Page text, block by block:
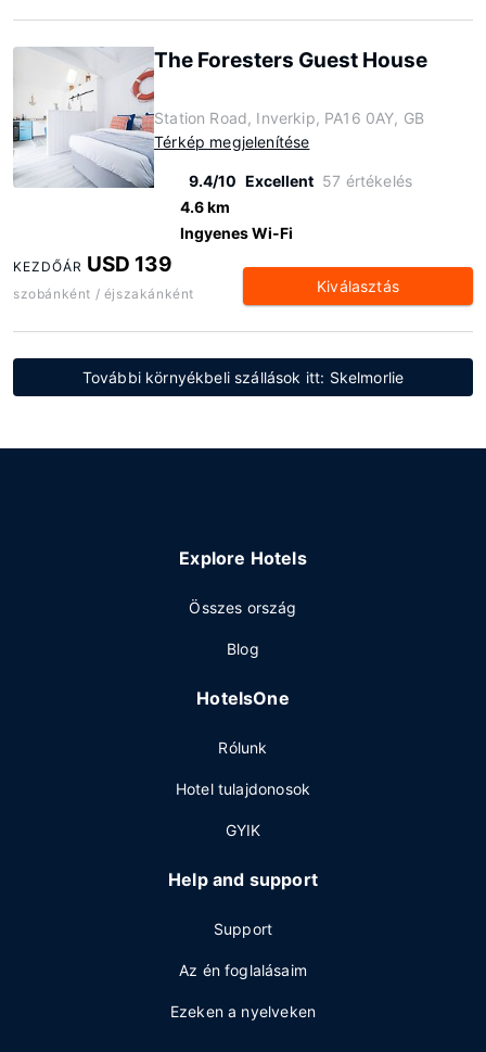
The Foresters Guest House
Station Road, Inverkip, PA16 0AY, GB
Térkép megjelenítése
9.4/10 Excellent 57 értékelés
4.6 km
Ingyenes Wi-Fi
KEZDŐÁR USD 139
szobánként / éjszakánként Kiválasztás
További környékbeli szállások itt: Skelmorlie
Explore Hotels
Összes ország
Blog
HotelsOne
Rólunk
Hotel tulajdonosok
GYIK
Help and support
Support
Az én foglalásaim
Ezeken a nyelveken